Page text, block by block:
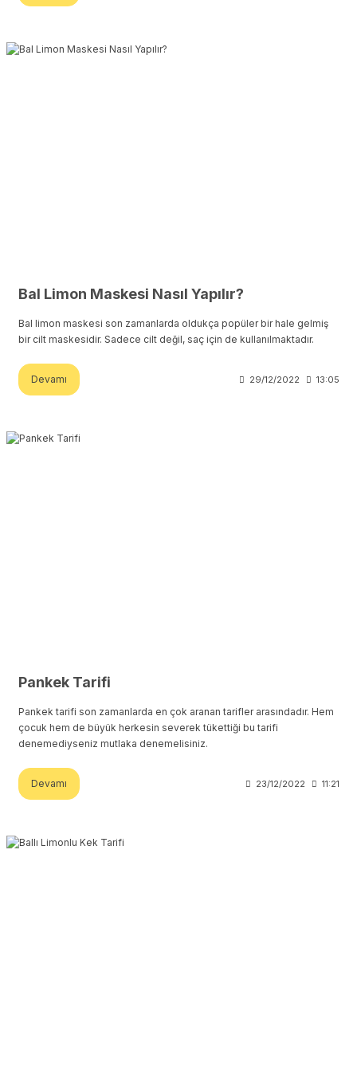
Bal Limon Maskesi Nasıl Yapılır?
Bal limon maskesi son zamanlarda oldukça popüler bir hale gelmiş
bir cilt maskesidir. Sadece cilt değil, saç için de kullanılmaktadır.
Devamı 29/12/2022 13:05
Pankek Tarifi
Pankek tarifi son zamanlarda en çok aranan tarifler arasındadır. Hem
çocuk hem de büyük herkesin severek tükettiği bu tarifi
denemediyseniz mutlaka denemelisiniz.
Devamı 23/12/2022 11:21